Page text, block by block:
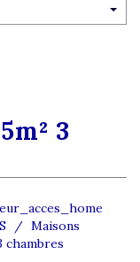
3
Maisons
chambres